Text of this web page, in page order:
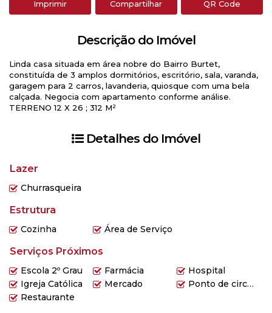
Imprimir Compartilhar QR Code
Descrição do Imóvel
Linda casa situada em área nobre do Bairro Burtet,
constituída de 3 amplos dormitórios, escritório, sala, varanda,
garagem para 2 carros, lavanderia, quiosque com uma bela
calçada. Negocia com apartamento conforme análise.
TERRENO 12 X 26 ; 312 M²
Detalhes do Imóvel
Lazer
Churrasqueira
Estrutura
Cozinha Área de Serviço
Serviços Próximos
Escola 2º Grau Farmácia
Hospital
Igreja Católica
Mercado
Ponto de circular
Restaurante